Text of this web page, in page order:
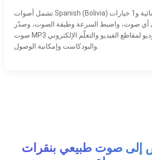
تشمل أصوات Spanish (Bolivia) هذه 1 خيارات نسائية و1 خيارات
أي صوت، واضبط السرعة وطبقة الصوت، وصدّر
صوت MP3 بجودة الاستوديو لمقاطع الفيديو والتعلّم الإلكتروني
إلى صوت طبيعي بنقرات